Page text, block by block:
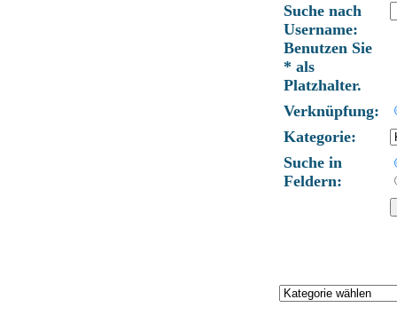
Suche nach
Username:
Benutzen Sie
* als
Platzhalter.
Verknüpfung:
Kategorie:
Suche in
Feldern: